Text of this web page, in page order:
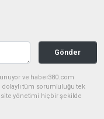
Gönder
ve haber380.com
dolaylı tüm sorumluluğu tek
site yönetimi hiçbir şekilde